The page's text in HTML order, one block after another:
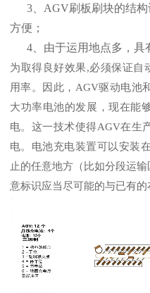
3、AGV刷板刷块的结构
方便；
4、由于运用地点多，具
为取得良好效果,必须保证自
用率。因此，AGV驱动电池
大功率电池的发展，现在能
电。这一技术使得AGV在生
电。电池充电装置可以安装
止的任意地方（比如分段运
意标识应当尽可能的与已有的